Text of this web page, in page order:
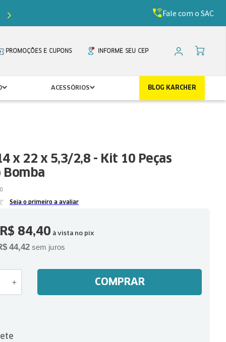
de desconto com o cupomFale com o SAC
PROMOÇÕES E CUPONS INFORME SEU CEP
ACESSÓRIOS BLOG KARCHER
x 22 x 5,3/2,8 - Kit 10 Peças
Bomba
Seja o primeiro a avaliar
84,40 à vista no pix
44,42 sem juros
＋ COMPRAR